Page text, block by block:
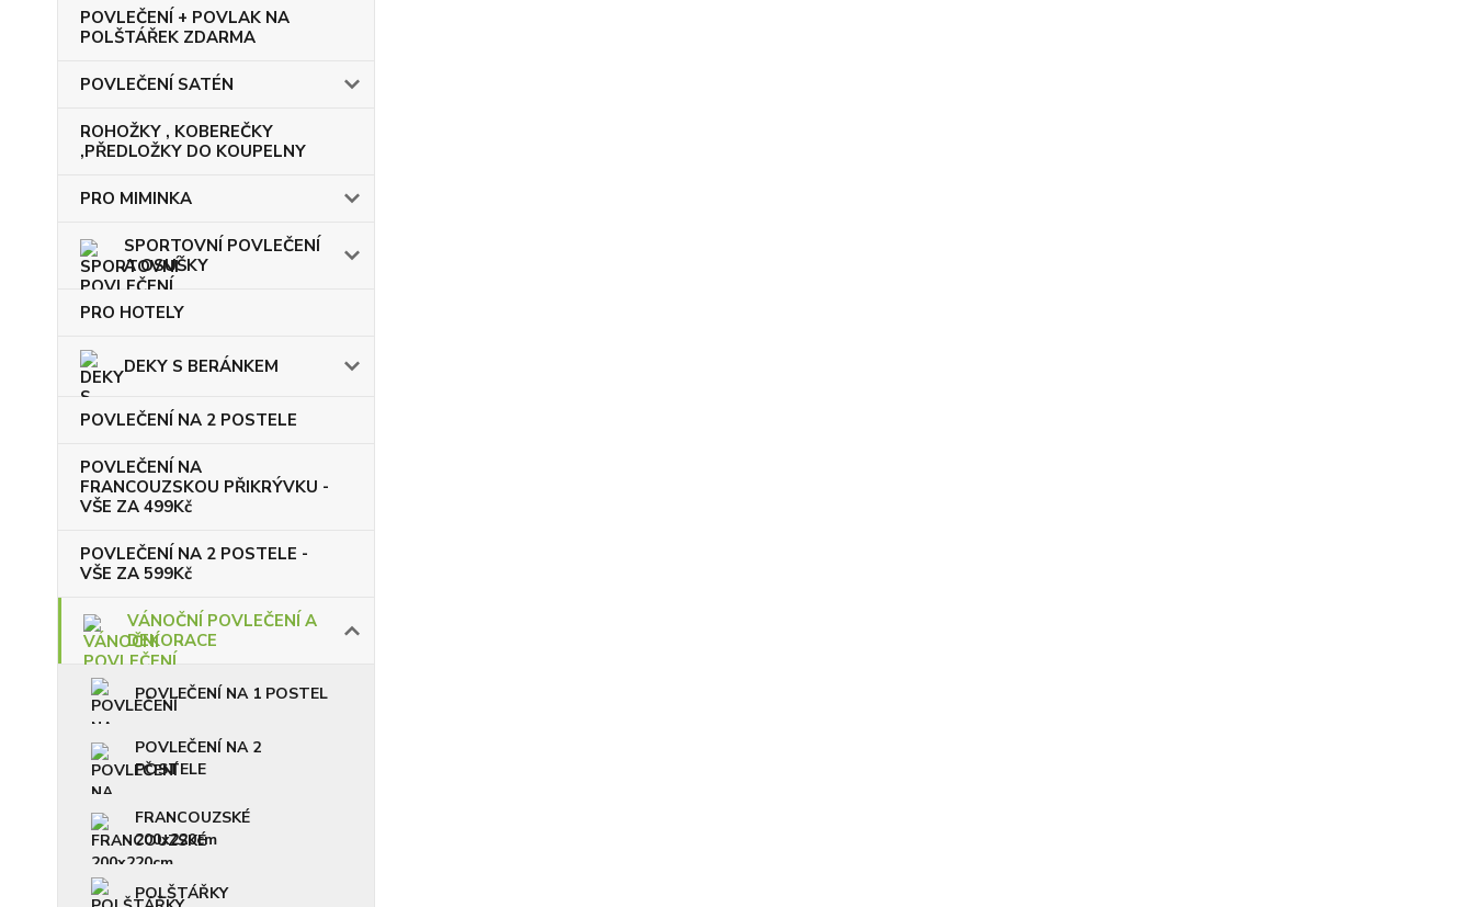
POVLEČENÍ + POVLAK NA
POLŠTÁŘEK ZDARMA
POVLEČENÍ SATÉN
ROHOŽKY , KOBEREČKY
,PŘEDLOŽKY DO KOUPELNY
PRO MIMINKA
SPORTOVNÍ POVLEČENÍ
A OSUŠKY
PRO HOTELY
DEKY S BERÁNKEM
POVLEČENÍ NA 2 POSTELE
POVLEČENÍ NA
FRANCOUZSKOU PŘIKRÝVKU -
VŠE ZA 499Kč
POVLEČENÍ NA 2 POSTELE -
VŠE ZA 599Kč
VÁNOČNÍ POVLEČENÍ A
DEKORACE
POVLEČENÍ NA 1 POSTEL
POVLEČENÍ NA 2
POSTELE
FRANCOUZSKÉ
200x220cm
POLŠTÁŘKY